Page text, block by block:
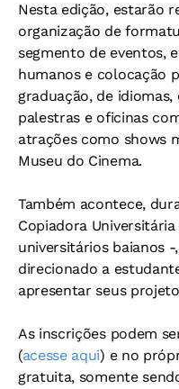
Nesta edição, estarão
organização de
segmento de eventos,
humanos e colocação
graduação, de
palestras e oficinas
atrações como shows
Museu do Cinema.
Também acontece,
Copiadora
universitários baianos -
direcionado a
apresentar seus
As inscrições podem
(acesse aqui) e no
gratuita, somente